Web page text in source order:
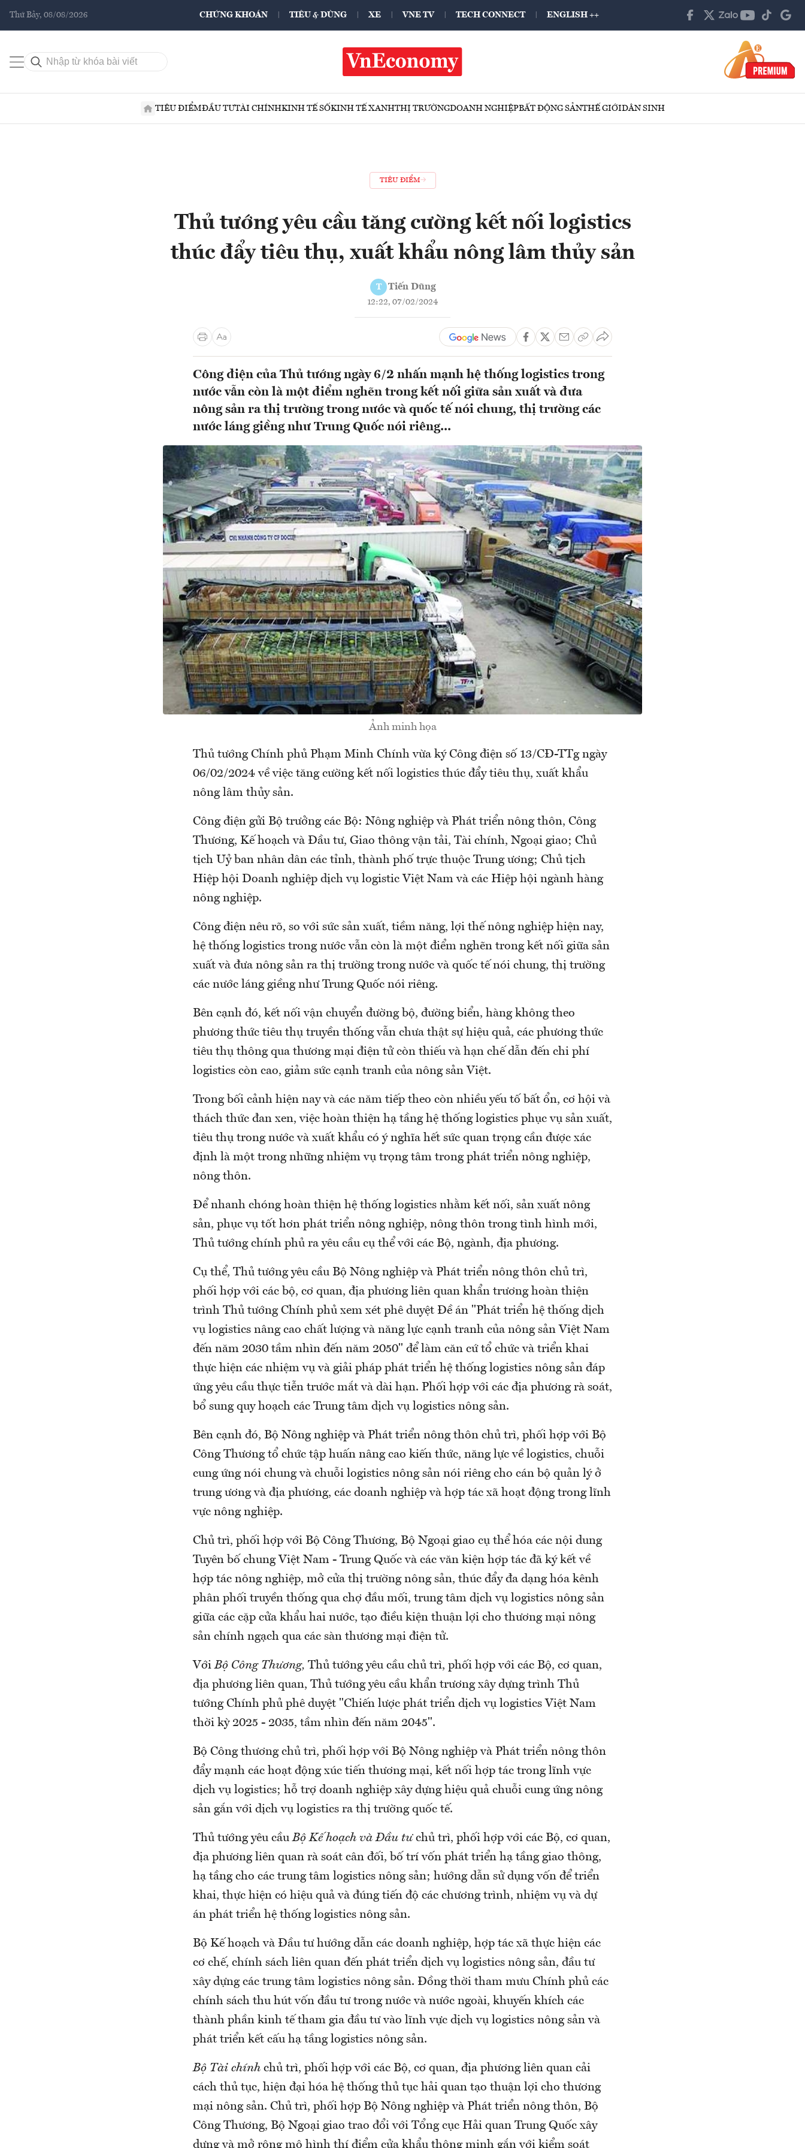
Thứ Bảy, 08/08/2026 CHỨNG KHOÁN TIÊU & DÙNG XE VNE TV TECH CONNECT ENGLISH ++
TIÊU ĐIỂMĐẦU TƯTÀI CHÍNHKINH TẾ SỐKINH TẾ XANHTHỊ TRƯỜNGDOANH NGHIỆPBẤT ĐỘNG SẢNTHẾ GIỚIDÂN SINH
TIÊU ĐIỂM
Thủ tướng yêu cầu tăng cường kết nối logistics
thúc đẩy tiêu thụ, xuất khẩu nông lâm thủy sản
T Tiến Dũng
12:22, 07/02/2024
Công điện của Thủ tướng ngày 6/2 nhấn mạnh hệ thống logistics trong
nước vẫn còn là một điểm nghẽn trong kết nối giữa sản xuất và đưa
nông sản ra thị trường trong nước và quốc tế nói chung, thị trường các
nước láng giềng như Trung Quốc nói riêng...
Ảnh minh họa
Thủ tướng Chính phủ Phạm Minh Chính vừa ký Công điện số 13/CĐ-TTg ngày
06/02/2024 về việc tăng cường kết nối logistics thúc đẩy tiêu thụ, xuất khẩu
nông lâm thủy sản.
Công điện gửi Bộ trưởng các Bộ: Nông nghiệp và Phát triển nông thôn, Công
Thương, Kế hoạch và Đầu tư, Giao thông vận tải, Tài chính, Ngoại giao; Chủ
tịch Uỷ ban nhân dân các tỉnh, thành phố trực thuộc Trung ương; Chủ tịch
Hiệp hội Doanh nghiệp dịch vụ logistic Việt Nam và các Hiệp hội ngành hàng
nông nghiệp.
Công điện nêu rõ, so với sức sản xuất, tiềm năng, lợi thế nông nghiệp hiện nay,
hệ thống logistics trong nước vẫn còn là một điểm nghẽn trong kết nối giữa sản
xuất và đưa nông sản ra thị trường trong nước và quốc tế nói chung, thị trường
các nước láng giềng như Trung Quốc nói riêng.
Bên cạnh đó, kết nối vận chuyển đường bộ, đường biển, hàng không theo
phương thức tiêu thụ truyền thống vẫn chưa thật sự hiệu quả, các phương thức
tiêu thụ thông qua thương mại điện tử còn thiếu và hạn chế dẫn đến chi phí
logistics còn cao, giảm sức cạnh tranh của nông sản Việt.
Trong bối cảnh hiện nay và các năm tiếp theo còn nhiều yếu tố bất ổn, cơ hội và
thách thức đan xen, việc hoàn thiện hạ tầng hệ thống logistics phục vụ sản xuất,
tiêu thụ trong nước và xuất khẩu có ý nghĩa hết sức quan trọng cần được xác
định là một trong những nhiệm vụ trọng tâm trong phát triển nông nghiệp,
nông thôn.
Để nhanh chóng hoàn thiện hệ thống logistics nhằm kết nối, sản xuất nông
sản, phục vụ tốt hơn phát triển nông nghiệp, nông thôn trong tình hình mới,
Thủ tướng chính phủ ra yêu cầu cụ thể với các Bộ, ngành, địa phương.
Cụ thể, Thủ tướng yêu cầu Bộ Nông nghiệp và Phát triển nông thôn chủ trì,
phối hợp với các bộ, cơ quan, địa phương liên quan khẩn trương hoàn thiện
trình Thủ tướng Chính phủ xem xét phê duyệt Đề án "Phát triển hệ thống dịch
vụ logistics nâng cao chất lượng và năng lực cạnh tranh của nông sản Việt Nam
đến năm 2030 tầm nhìn đến năm 2050" để làm căn cứ tổ chức và triển khai
thực hiện các nhiệm vụ và giải pháp phát triển hệ thống logistics nông sản đáp
ứng yêu cầu thực tiễn trước mắt và dài hạn. Phối hợp với các địa phương rà soát,
bổ sung quy hoạch các Trung tâm dịch vụ logistics nông sản.
Bên cạnh đó, Bộ Nông nghiệp và Phát triển nông thôn chủ trì, phối hợp với Bộ
Công Thương tổ chức tập huấn nâng cao kiến thức, năng lực về logistics, chuỗi
cung ứng nói chung và chuỗi logistics nông sản nói riêng cho cán bộ quản lý ở
trung ương và địa phương, các doanh nghiệp và hợp tác xã hoạt động trong lĩnh
vực nông nghiệp.
Chủ trì, phối hợp với Bộ Công Thương, Bộ Ngoại giao cụ thể hóa các nội dung
Tuyên bố chung Việt Nam - Trung Quốc và các văn kiện hợp tác đã ký kết về
hợp tác nông nghiệp, mở cửa thị trường nông sản, thúc đẩy đa dạng hóa kênh
phân phối truyền thống qua chợ đầu mối, trung tâm dịch vụ logistics nông sản
giữa các cặp cửa khẩu hai nước, tạo điều kiện thuận lợi cho thương mại nông
sản chính ngạch qua các sàn thương mại điện tử.
VớiBộ Công Thương, Thủ tướng yêu cầu chủ trì, phối hợp với các Bộ, cơ quan,
địa phương liên quan, Thủ tướng yêu cầu khẩn trương xây dựng trình Thủ
tướng Chính phủ phê duyệt "Chiến lược phát triển dịch vụ logistics Việt Nam
thời kỳ 2025 - 2035, tầm nhìn đến năm 2045".
Bộ Công thương chủ trì, phối hợp với Bộ Nông nghiệp và Phát triển nông thôn
đẩy mạnh các hoạt động xúc tiến thương mại, kết nối hợp tác trong lĩnh vực
dịch vụ logistics; hỗ trợ doanh nghiệp xây dựng hiệu quả chuỗi cung ứng nông
sản gắn với dịch vụ logistics ra thị trường quốc tế.
Thủ tướng yêu cầuBộ Kế hoạch và Đầu tưchủ trì, phối hợp với các Bộ, cơ quan,
địa phương liên quan rà soát cân đối, bố trí vốn phát triển hạ tầng giao thông,
hạ tầng cho các trung tâm logistics nông sản; hướng dẫn sử dụng vốn để triển
khai, thực hiện có hiệu quả và đúng tiến độ các chương trình, nhiệm vụ và dự
án phát triển hệ thống logistics nông sản.
Bộ Kế hoạch và Đầu tư hướng dẫn các doanh nghiệp, hợp tác xã thực hiện các
cơ chế, chính sách liên quan đến phát triển dịch vụ logistics nông sản, đầu tư
xây dựng các trung tâm logistics nông sản. Đồng thời tham mưu Chính phủ các
chính sách thu hút vốn đầu tư trong nước và nước ngoài, khuyến khích các
thành phần kinh tế tham gia đầu tư vào lĩnh vực dịch vụ logistics nông sản và
phát triển kết cấu hạ tầng logistics nông sản.
Bộ Tài chính chủ trì, phối hợp với các Bộ, cơ quan, địa phương liên quan cải
cách thủ tục, hiện đại hóa hệ thống thủ tục hải quan tạo thuận lợi cho thương
mại nông sản. Chủ trì, phối hợp Bộ Nông nghiệp và Phát triển nông thôn, Bộ
Công Thương, Bộ Ngoại giao trao đổi với Tổng cục Hải quan Trung Quốc xây
dựng và mở rộng mô hình thí điểm cửa khẩu thông minh gắn với kiểm soát